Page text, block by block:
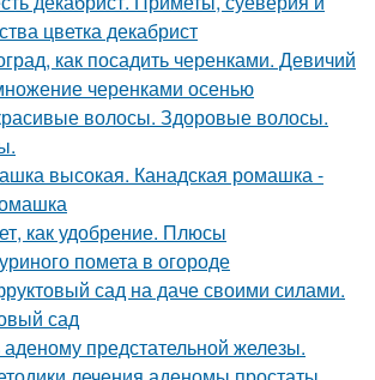
цветка декабрист
как посадить черенками. Девичий
черенками осенью
волосы. Здоровые волосы.
высокая. Канадская ромашка -
как удобрение. Плюсы
помета в огороде
сад на даче своими силами.
сад
аденому предстательной железы.